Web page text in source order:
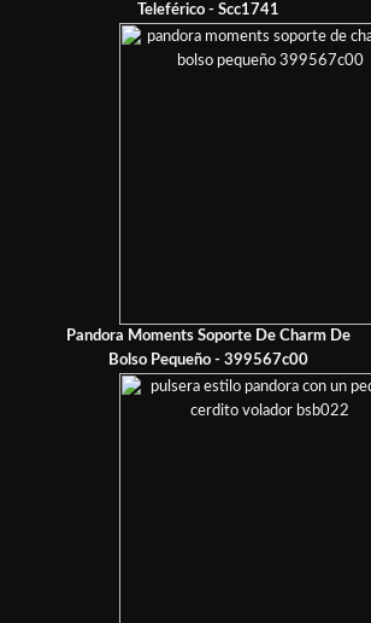
Teleférico - Scc1741
Pandora Moments Soporte De Charm De
Bolso Pequeño - 399567c00